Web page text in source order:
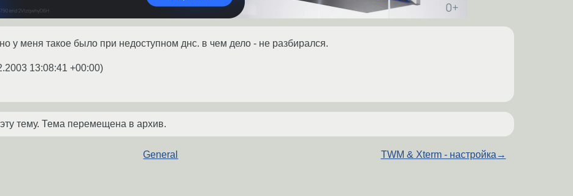
у меня такое было при недоступном днс. в чем дело - не разбирался.
13:08:41 +00:00)
тему. Тема перемещена в архив.
General TWM & Xterm - настройка →